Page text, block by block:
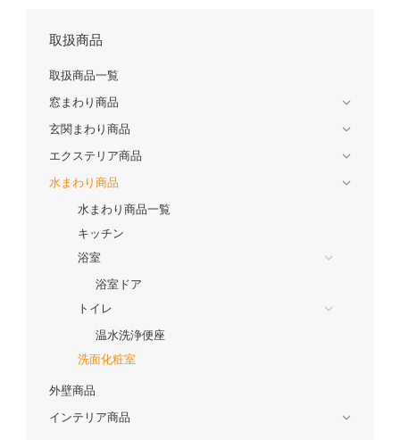
取扱商品
取扱商品一覧
窓まわり商品
玄関まわり商品
エクステリア商品
水まわり商品
水まわり商品一覧
キッチン
浴室
浴室ドア
トイレ
温水洗浄便座
洗面化粧室
外壁商品
インテリア商品